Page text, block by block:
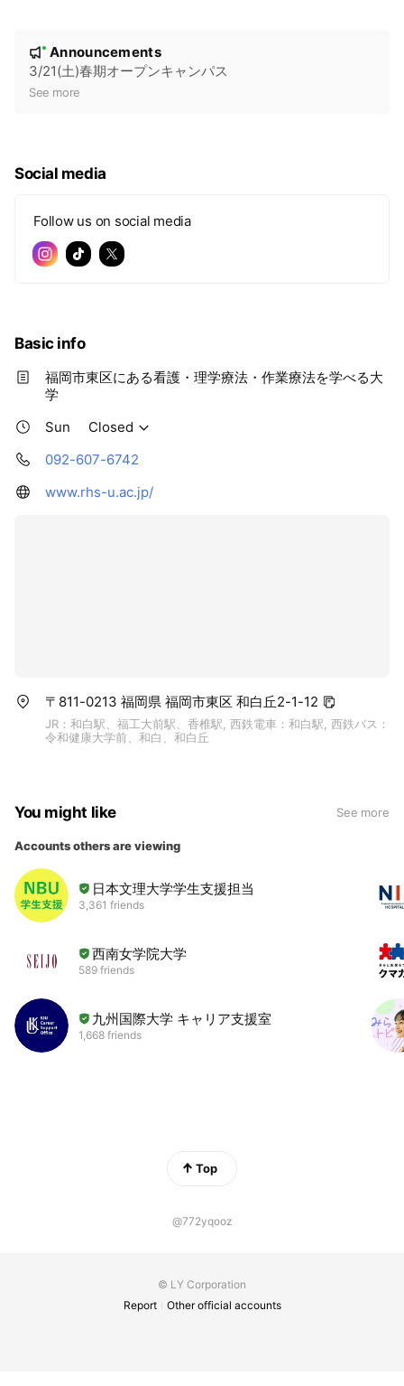
e
New
Announcements
3/21(土)春期オープンキャンパス
See more
Social media
Follow us on social media
Basic info
福岡市東区にある看護・理学療法・作業療法を学べる大
学
Sun
Closed
092-607-6742
www.rhs-u.ac.jp/
〒811-0213 福岡県 福岡市東区 和白丘2-1-12
JR：和白駅、福工大前駅、香椎駅, 西鉄電車：和白駅, 西鉄バス：
令和健康大学前、和白、和白丘
You might like See more
Accounts others are viewing
日本文理大学学生支援担当
3,361 friends
西南女学院大学
589 friends
九州国際大学 キャリア支援室
1,668 friends
Top
@772yqooz
© LY Corporation
Report
Other official accounts